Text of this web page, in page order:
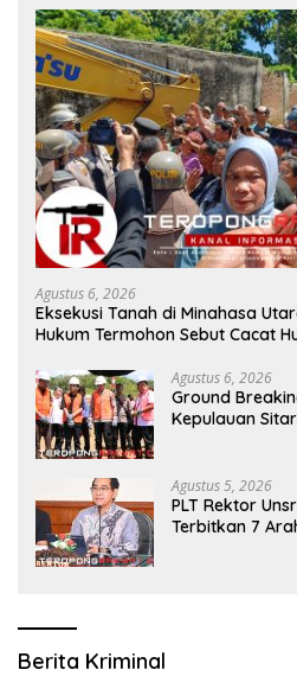
Agustus 6, 2026
Eksekusi Tanah di Minahasa
Hukum Termohon Sebut Cacat
Agustus 6, 2026
Ground
Kepulauan
Agustus 5, 2026
​PLT Rektor
Terbitkan 7
Berita Kriminal